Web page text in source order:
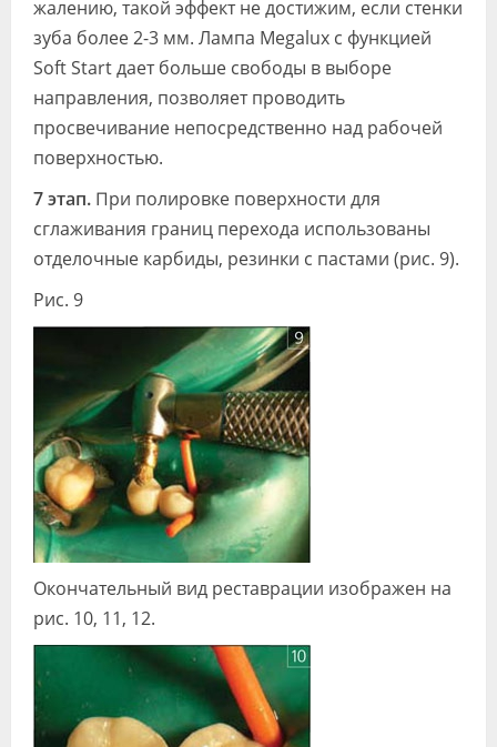
жалению, такой эффект не достижим, если стенки
зуба более 2-3 мм. Лампа Megalux с функцией
Soft Start дает боль­ше свободы в выборе
направления, по­зволяет проводить
просвечивание непо­средственно над рабочей
поверхностью.
7 этап. При полировке поверхности для
сглаживания границ перехода ис­пользованы
отделочные карбиды, ре­зинки с пастами (рис. 9).
Рис. 9
Окончательный вид реставрации изо­бражен на
рис. 10, 11, 12.